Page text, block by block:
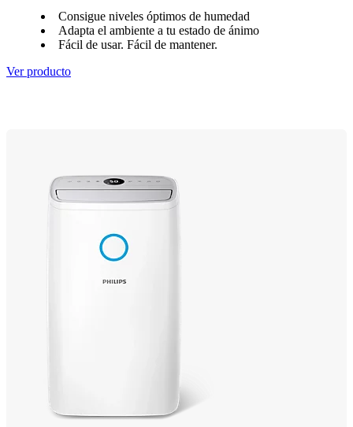
Consigue niveles óptimos de humedad
Adapta el ambiente a tu estado de ánimo
Fácil de usar. Fácil de mantener.
Ver producto